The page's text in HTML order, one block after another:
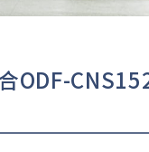
ODF-